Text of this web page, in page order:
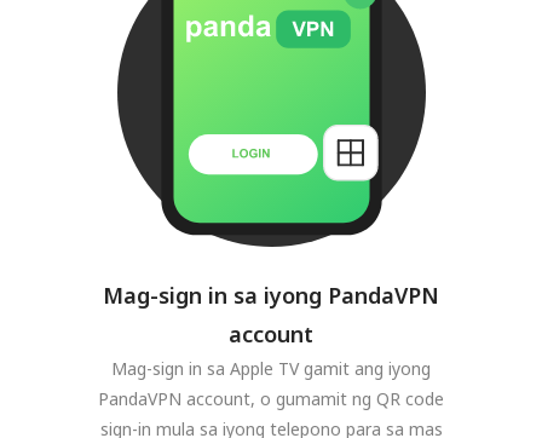
Mag-sign in sa iyong PandaVPN
account
Mag-sign in sa Apple TV gamit ang iyong
PandaVPN account, o gumamit ng QR code
sign-in mula sa iyong telepono para sa mas